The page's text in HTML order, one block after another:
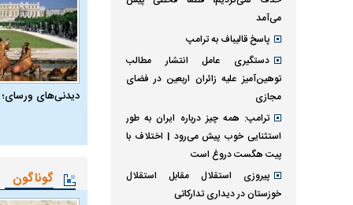
دیدنی‌های ورسای؛
گوناگون
می‌آمد
پاسخ قالیباف به ترامپ
دستگیری عامل انتشار مطالب
توهین‌آمیز علیه زائران اربعین در فضای
مجازی
ترامپ: همه چیز درباره ایران به طور
استثنایی خوب پیش می‌رود | اختلاف با
پیت هگست دروغ است
پیروزی استقلال مقابل استقلال
خوزستان در دیداری تدارکاتی